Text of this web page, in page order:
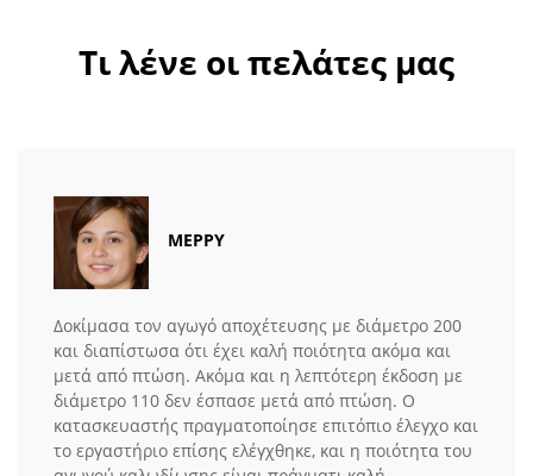
Τι λένε οι πελάτες μας
ΜΕΡΡΥ
Δοκίμασα τον αγωγό αποχέτευσης με διάμετρο 200
και διαπίστωσα ότι έχει καλή ποιότητα ακόμα και
μετά από πτώση. Ακόμα και η λεπτότερη έκδοση με
διάμετρο 110 δεν έσπασε μετά από πτώση. Ο
κατασκευαστής πραγματοποίησε επιτόπιο έλεγχο και
το εργαστήριο επίσης ελέγχθηκε, και η ποιότητα του